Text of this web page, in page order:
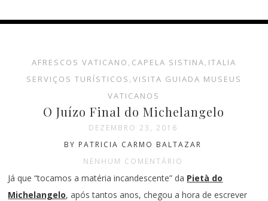
AFRESCOS VATICANO , CAPELA SISTINA, ITALIA
SERVIÇOS TURÍSTICOS , VISITA GUIADA MUSEUS
VATICANOS
O Juízo Final do Michelangelo
DEZEMBRO 23, 2016
BY PATRICIA CARMO BALTAZAR
NENHUM COMENTÁRIO
Já que “tocamos a matéria incandescente” da Pietà do
Michelangelo, após tantos anos, chegou a hora de escrever